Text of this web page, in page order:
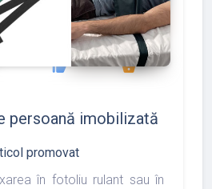
thumb_up
175
shopping_basket
persoană imobilizată
promovat
în fotoliu rulant sau în